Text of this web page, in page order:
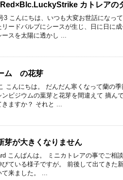
カトレアの
3 こんにちは、いつも大変お世話になっ
リードバルブにシースが生じ、日に日に
スを太陽に透かし ...
ム の花芽
こんにちは。 だんだん寒くなって蘭の
ンビジウムの葉芽と花芽を間違えて 摘ん
きますか？ それと ...
芽が大きくなりません
こんばんは。 ミニカトレアの事でご相
ている様子ですが。 前後して出てきた
て来ました。 ...